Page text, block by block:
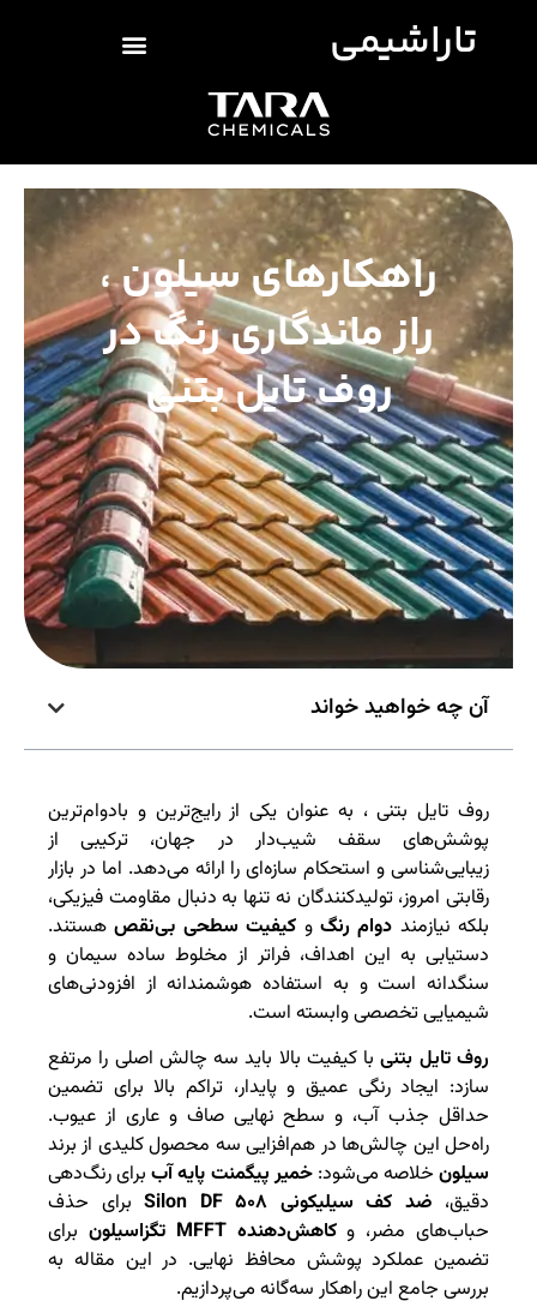
تاراشیمی
راهکارهای سیلون ،
راز ماندگاری رنگ در
روف تایل بتنی
آن چه خواهید خواند
روف تایل بتنی ، به عنوان یکی از رایج‌ترین و بادوام‌ترین
پوشش‌های سقف شیب‌دار در جهان، ترکیبی از
زیبایی‌شناسی و استحکام سازه‌ای را ارائه می‌دهد. اما در بازار
رقابتی امروز، تولیدکنندگان نه تنها به دنبال مقاومت فیزیکی،
بلکه نیازمند دوام رنگ و کیفیت سطحی بی‌نقصهستند.
دستیابی به این اهداف، فراتر از مخلوط ساده سیمان و
سنگدانه است و به استفاده هوشمندانه از افزودنی‌های
شیمیایی تخصصی وابسته است.
روف تایل بتنیبا کیفیت بالا باید سه چالش اصلی را مرتفع
سازد: ایجاد رنگی عمیق و پایدار، تراکم بالا برای تضمین
حداقل جذب آب، و سطح نهایی صاف و عاری از عیوب.
راه‌حل این چالش‌ها در هم‌افزایی سه محصول کلیدی از برند
سیلون خلاصه می‌شود:خمیر پیگمنت پایه آببرای رنگ‌دهی
دقیق، ضد کف سیلیکونی Silon DF ۵۰۸
برای حذف
حباب‌های مضر، وکاهش‌دهنده MFFT تگزاسیلون
برای
تضمین عملکرد پوشش محافظ نهایی. در این مقاله به
بررسی جامع این راهکار سه‌گانه می‌پردازیم.